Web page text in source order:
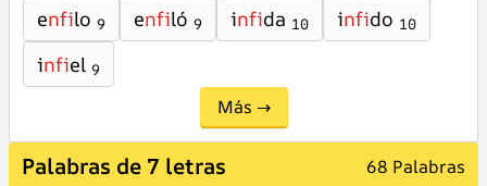
enfilo 9 enfiló 9 infida 10 infido 10
infiel 9
Más →
Palabras de 7 letras 68 Palabras